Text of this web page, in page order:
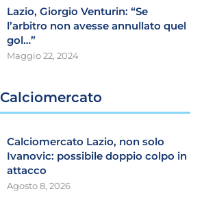
Lazio, Giorgio Venturin: “Se
l’arbitro non avesse annullato quel
gol…”
Maggio 22, 2024
Calciomercato
Calciomercato Lazio, non solo
Ivanovic: possibile doppio colpo in
attacco
Agosto 8, 2026